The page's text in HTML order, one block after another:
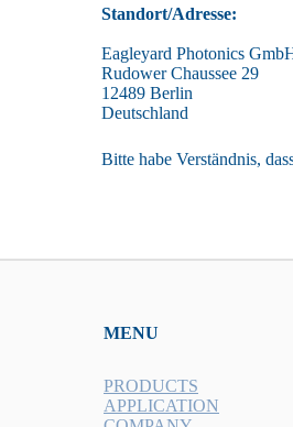
Standort/Adresse:
Eagleyard Photonics
Rudower Chaussee 29
12489 Berlin
Deutschland
Bitte habe Verständnis,
MENU
PRODUCTS
APPLICATION